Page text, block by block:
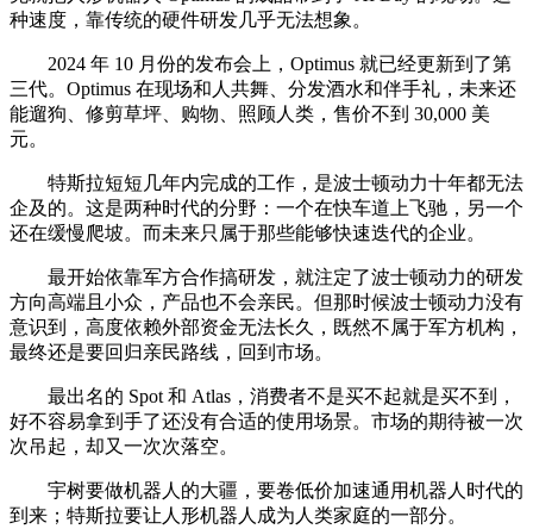
种速度，靠传统的硬件研发几乎无法想象。
2024 年 10 月份的发布会上，Optimus 就已经更新到了第
三代。Optimus 在现场和人共舞、分发酒水和伴手礼，未来还
能遛狗、修剪草坪、购物、照顾人类，售价不到 30,000 美
元。
特斯拉短短几年内完成的工作，是波士顿动力十年都无法
企及的。这是两种时代的分野：一个在快车道上飞驰，另一个
还在缓慢爬坡。而未来只属于那些能够快速迭代的企业。
最开始依靠军方合作搞研发，就注定了波士顿动力的研发
方向高端且小众，产品也不会亲民。但那时候波士顿动力没有
意识到，高度依赖外部资金无法长久，既然不属于军方机构，
最终还是要回归亲民路线，回到市场。
最出名的 Spot 和 Atlas，消费者不是买不起就是买不到，
好不容易拿到手了还没有合适的使用场景。市场的期待被一次
次吊起，却又一次次落空。
宇树要做机器人的大疆，要卷低价加速通用机器人时代的
到来；特斯拉要让人形机器人成为人类家庭的一部分。